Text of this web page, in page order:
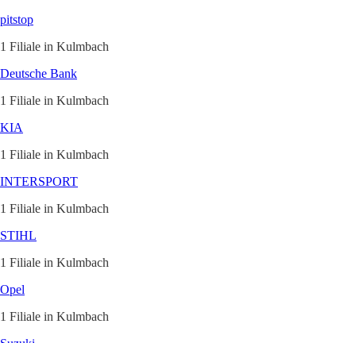
pitstop
1 Filiale in Kulmbach
Deutsche Bank
1 Filiale in Kulmbach
KIA
1 Filiale in Kulmbach
INTERSPORT
1 Filiale in Kulmbach
STIHL
1 Filiale in Kulmbach
Opel
1 Filiale in Kulmbach